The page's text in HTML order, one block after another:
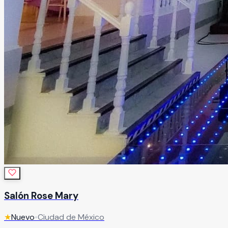
Salón Rose Mary
★Nuevo•Ciudad de México